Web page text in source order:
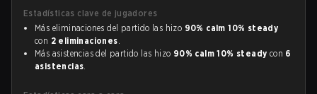
Estadísticas clave de jugadores
Más eliminaciones del partido las hizo 90% calm 10% steady
con 2 eliminaciones.
Más asistencias del partido las hizo 90% calm 10% steady con 6
asistencias.